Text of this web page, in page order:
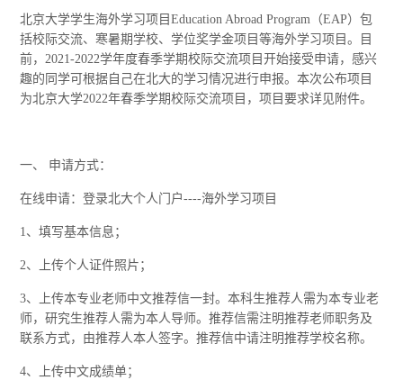
北京大学学生海外学习项目Education Abroad Program（EAP）包
括校际交流、寒暑期学校、学位奖学金项目等海外学习项目。目
前，2021-2022学年度春季学期校际交流项目开始接受申请，感兴
趣的同学可根据自己在北大的学习情况进行申报。本次公布项目
为北京大学2022年春季学期校际交流项目，项目要求详见附件。
一、 申请方式：
在线申请：登录北大个人门户----海外学习项目
1、填写基本信息；
2、上传个人证件照片；
3、上传本专业老师中文推荐信一封。本科生推荐人需为本专业老
师，研究生推荐人需为本人导师。推荐信需注明推荐老师职务及
联系方式，由推荐人本人签字。推荐信中请注明推荐学校名称。
4、上传中文成绩单；